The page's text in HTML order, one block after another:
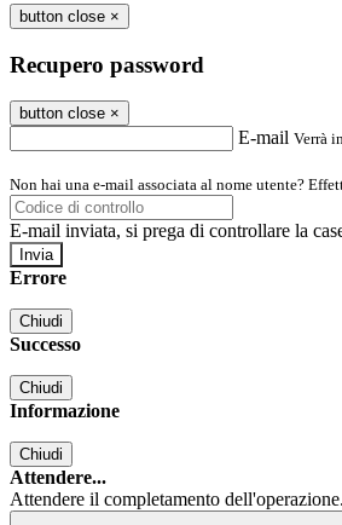
button close ×
Recupero password
button close ×
E-mail Verrà
Non hai una e-mail associata al nome utente?
E-mail inviata, si prega di controllare la
Errore
Chiudi
Successo
Chiudi
Informazione
Chiudi
Attendere...
Attendere il completamento